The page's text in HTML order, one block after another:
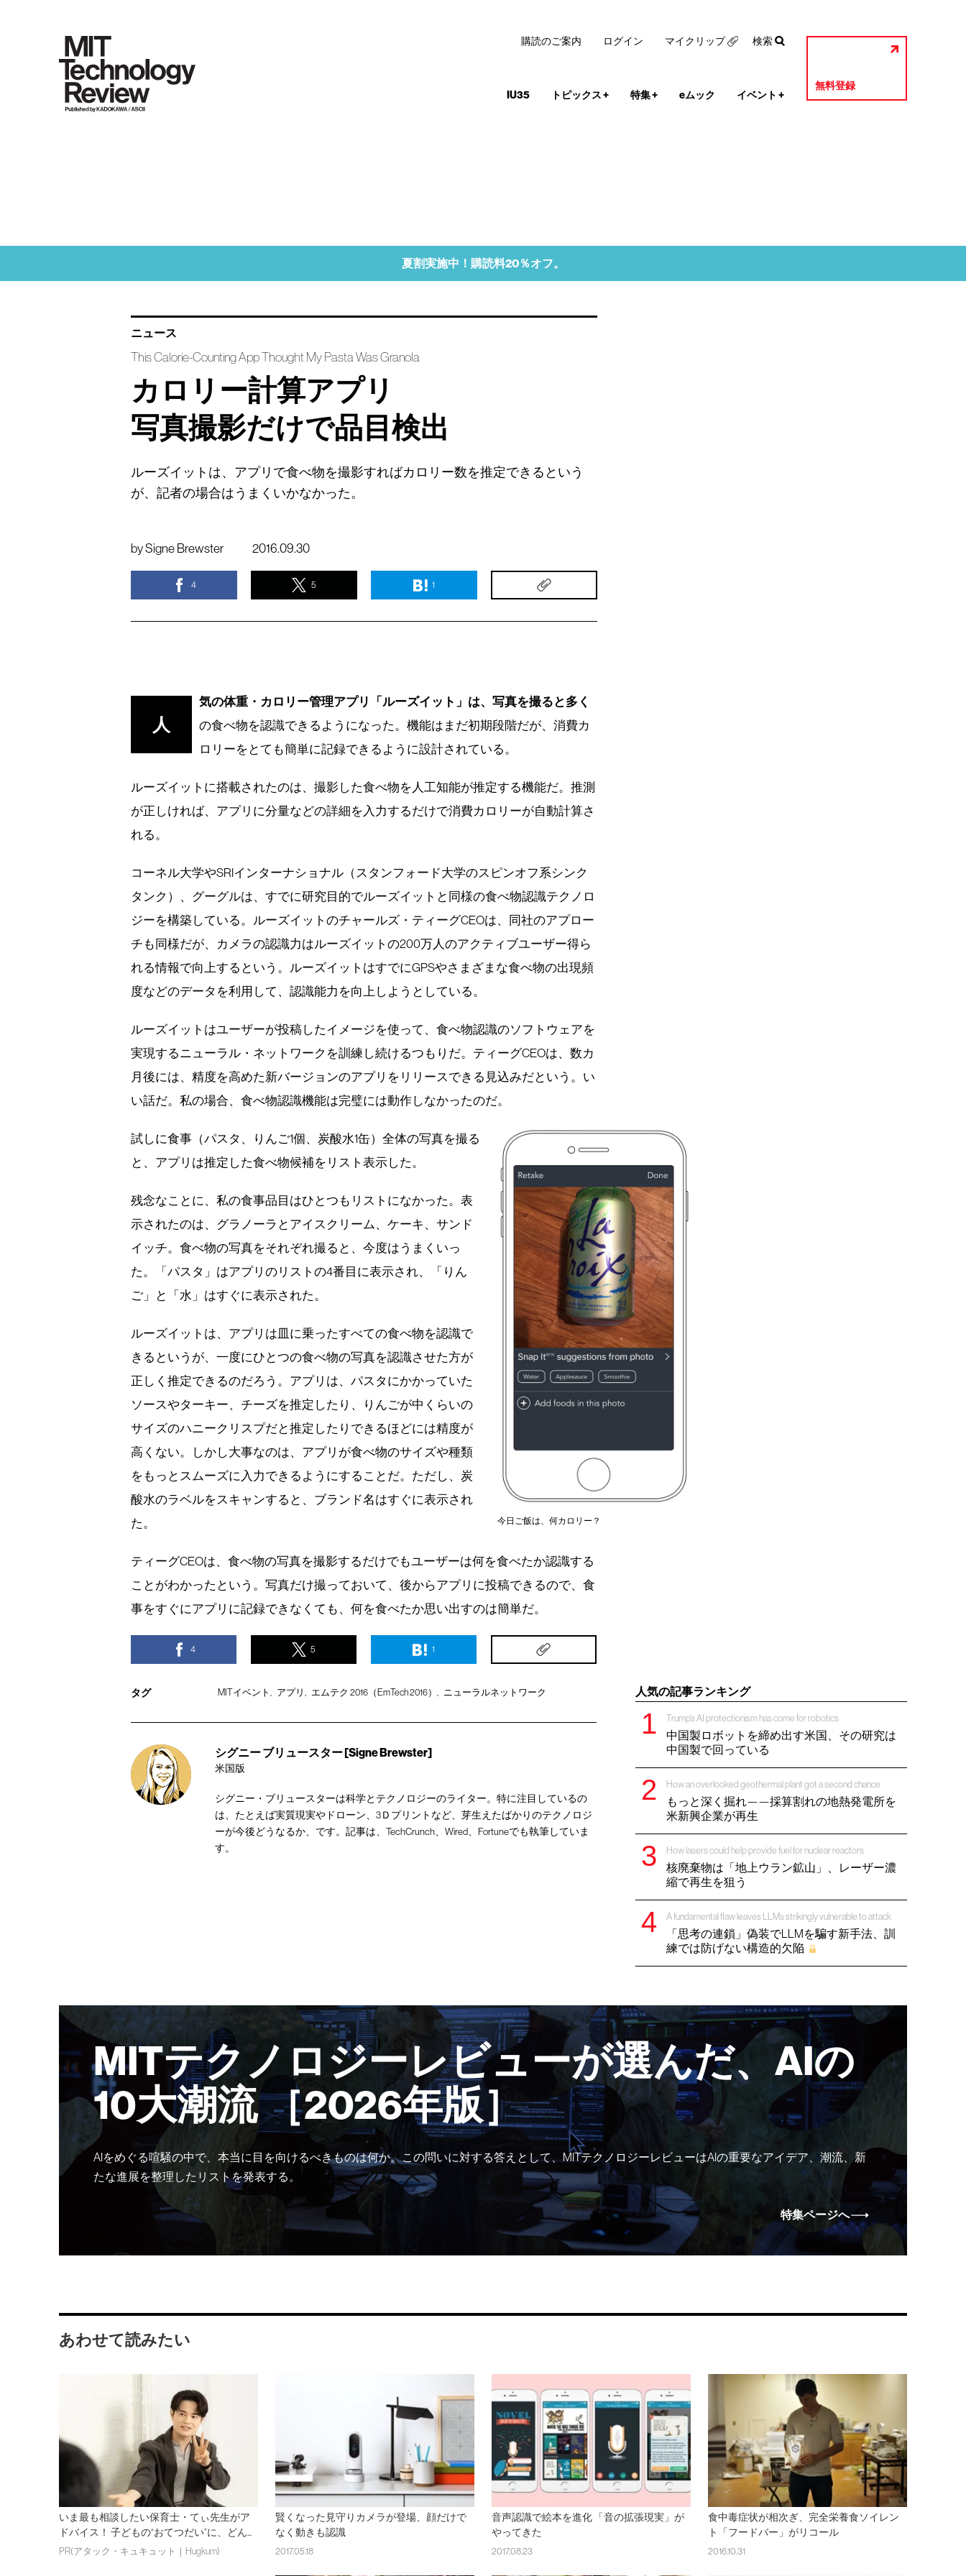
IU35 トピックス+ 特集+ eムック イベント +
無料登録
購読のご案内 ログイン マイクリップ 検索
夏割実施中！購読料20％オフ。
ニュース
This Calorie-Counting App Thought My Pasta Was Granola
カロリー計算アプリ
写真撮影だけで品目検出
ルーズイットは、アプリで食べ物を撮影すればカロリー数を推定できるという
が、記者の場合はうまくいかなかった。
bySigne Brewster 2016.09.30
4 5 1
人
気の体重・カロリー管理アプリ「ルーズイット」は、写真を撮ると多く
の食べ物を認識できるようになった。機能はまだ初期段階だが、消費カ
ロリーをとても簡単に記録できるように設計されている。
ルーズイットに搭載されたのは、撮影した食べ物を人工知能が推定する機能だ。推測
が正しければ、アプリに分量などの詳細を入力するだけで消費カロリーが自動計算さ
れる。
コーネル大学やSRIインターナショナル（スタンフォード大学のスピンオフ系シンク
タンク）、グーグルは、すでに研究目的でルーズイットと同様の食べ物認識テクノロ
ジーを構築している。ルーズイットのチャールズ・ティーグCEOは、同社のアプロー
チも同様だが、カメラの認識力はルーズイットの200万人のアクティブユーザー得ら
れる情報で向上するという。ルーズイットはすでにGPSやさまざまな食べ物の出現頻
度などのデータを利用して、認識能力を向上しようとしている。
ルーズイットはユーザーが投稿したイメージを使って、食べ物認識のソフトウェアを
実現するニューラル・ネットワークを訓練し続けるつもりだ。ティーグCEOは、数カ
月後には、精度を高めた新バージョンのアプリをリリースできる見込みだという。い
い話だ。私の場合、食べ物認識機能は完璧には動作しなかったのだ。
今日ご飯は、何カロリー？
試しに食事（パスタ、りんご1個、炭酸水1缶）全体の写真を撮る
と、アプリは推定した食べ物候補をリスト表示した。
残念なことに、私の食事品目はひとつもリストになかった。表
示されたのは、グラノーラとアイスクリーム、ケーキ、サンド
イッチ。食べ物の写真をそれぞれ撮ると、今度はうまくいっ
た。「パスタ」はアプリのリストの4番目に表示され、「りん
ご」と「水」はすぐに表示された。
ルーズイットは、アプリは皿に乗ったすべての食べ物を認識で
きるというが、一度にひとつの食べ物の写真を認識させた方が
正しく推定できるのだろう。アプリは、パスタにかかっていた
ソースやターキー、チーズを推定したり、りんごが中くらいの
サイズのハニークリスプだと推定したりできるほどには精度が
高くない。しかし大事なのは、アプリが食べ物のサイズや種類
をもっとスムーズに入力できるようにすることだ。ただし、炭
酸水のラベルをスキャンすると、ブランド名はすぐに表示され
た。
ティーグCEOは、食べ物の写真を撮影するだけでもユーザーは何を食べたか認識する
ことがわかったという。写真だけ撮っておいて、後からアプリに投稿できるので、食
事をすぐにアプリに記録できなくても、何を食べたか思い出すのは簡単だ。
4 5 1
人気の記事ランキング
Trump’s AI protectionism has come for robotics
中国製ロボットを締め出す米国、その研究は
中国製で回っている
How an overlooked geothermal plant got a second chance
もっと深く掘れ——採算割れの地熱発電所を
米新興企業が再生
How lasers could help provide fuel for nuclear reactors
核廃棄物は「地上ウラン鉱山」、レーザー濃
縮で再生を狙う
A fundamental flaw leaves LLMs strikingly vulnerable to attack
「思考の連鎖」偽装でLLMを騙す新手法、訓
練では防げない構造的欠陥
タグ MITイベント アプリ エムテク 2016（EmTech 2016） ニューラルネットワーク
シグニー ブリュースター [Signe Brewster]
米国版
シグニー・ブリュースターは科学とテクノロジーのライター。特に注目しているの
は、たとえば実質現実やドローン、3Ｄプリントなど、芽生えたばかりのテクノロジ
ーが今後どうなるか、です。記事は、TechCrunch、Wired、Fortuneでも執筆していま
す。
MITテクノロジーレビューが選んだ、AIの
10大潮流 ［2026年版］
AIをめぐる喧騒の中で、本当に目を向けるべきものは何か。この問いに対する答えとして、MITテクノロジーレビューはAIの重要なアイデア、潮流、新
たな進展を整理したリストを発表する。
特集ページへ
あわせて読みたい
いま最も相談したい保育士・てぃ先生がア
ドバイス！ 子どもの“おてつだい”に、どん...
PR(アタック・キュキュット｜Hugkum)
賢くなった見守りカメラが登場、顔だけで
なく動きも認識
2017.05.18
音声認識で絵本を進化 「音の拡張現実」が
やってきた
2017.08.23
食中毒症状が相次ぎ、完全栄養食ソイレン
ト「フードバー」がリコール
2016.10.31